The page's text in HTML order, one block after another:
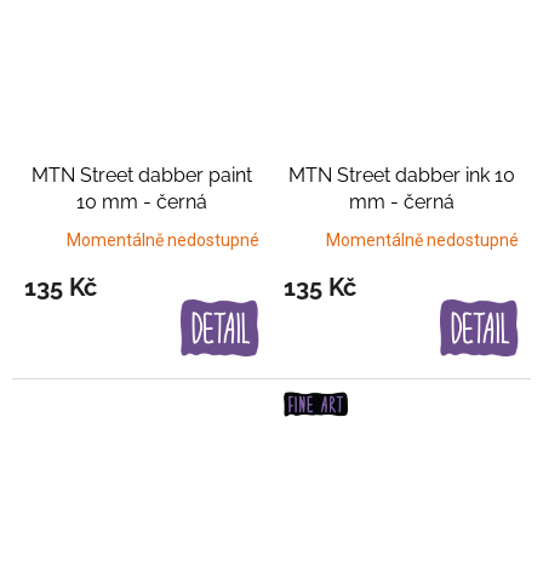
MTN Street dabber paint
10 mm - černá
Momentálně nedostupné
135 Kč
MTN Street dabber ink 10
mm - černá
Momentálně nedostupné
135 Kč